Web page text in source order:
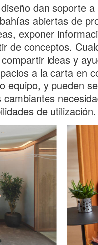
dan soporte
abiertas de
exponer
de conceptos.
ideas y
a la carta en
equipo, y pueden
de utilización.